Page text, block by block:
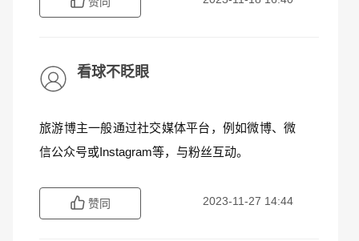
看球不眨眼
旅游博主一般通过社交媒体平台，例如微博、微
信公众号或Instagram等，与粉丝互动。
赞同 2023-11-27 14:44